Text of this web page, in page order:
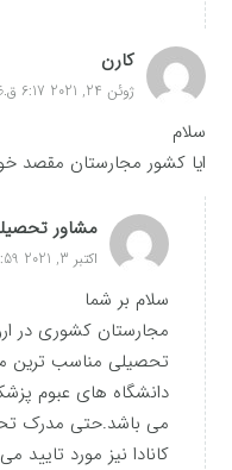
کارن
ژوئن 24, 2021 6:17 ق.ظ
سلام
ایا کشور مجارستان مقصد
مشاور
اکتبر 3, 2021 11:59 ق.ظ
سلام بر شما
مجارستان کشوری در
تحصیلی مناسب
دانشگاه های عبوم
می باشد.حتی مدرک
کانادا نیز مورد تایید